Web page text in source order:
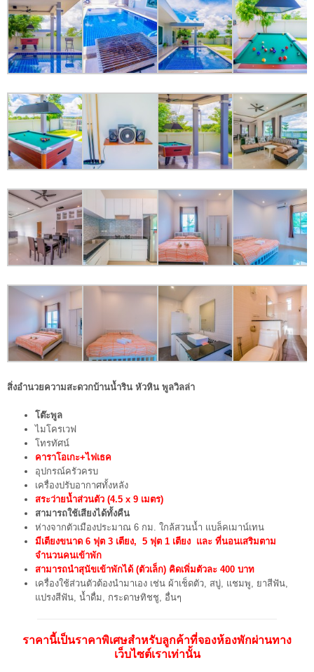
สิ่งอำนวยความสะดวกบ้านน้ำริน หัวหิน พูลวิลล่า
โต๊ะพูล
ไมโครเวฟ
โทรทัศน์
คาราโอเกะ+ไฟเธค
อุปกรณ์ครัวครบ
เครื่องปรับอากาศทั้งหลัง
สระว่ายน้ำส่วนตัว (4.5 x 9 เมตร)
สามารถใช้เสียงได้ทั้งคืน
ห่างจากตัวเมืองประมาณ 6 กม. ใกล้สวนน้ำ แบล็คเมาน์เทน
มีเตียงขนาด 6 ฟุต 3 เตียง, 5 ฟุต 1 เตียง และ ที่นอนเสริมตาม
จำนวนคนเข้าพัก
สามารถนำสุนัขเข้าพักได้ (ตัวเล็ก) คิดเพิ่มตัวละ 400 บาท
เครื่องใช้ส่วนตัวต้องนำมาเอง เช่น ผ้าเช็ดตัว, สบู่, แชมพู, ยาสีฟัน,
แปรงสีฟัน, น้ำดื่ม, กระดาษทิชชู, อื่นๆ
ราคานี้เป็นราคาพิเศษสำหรับลูกค้าที่จองห้องพักผ่านทาง
เว็บไซต์เราเท่านั้น